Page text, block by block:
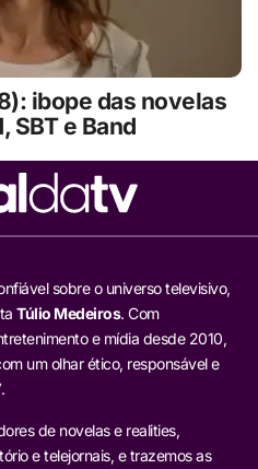
ibope das novelas
SBT e Band
sobre o universo televisivo,
Túlio Medeiros. Com
e mídia desde 2010,
um olhar ético, responsável e
de novelas e realities,
e telejornais, e trazemos as